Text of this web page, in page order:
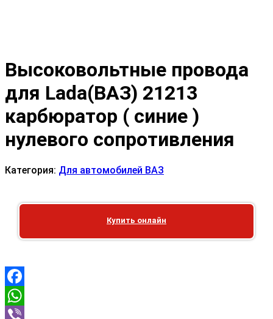
Высоковольтные провода
для Lada(ВАЗ) 21213
карбюратор ( синие )
нулевого сопротивления
Категория: Для автомобилей ВАЗ
Купить онлайн
Facebook
WhatsApp